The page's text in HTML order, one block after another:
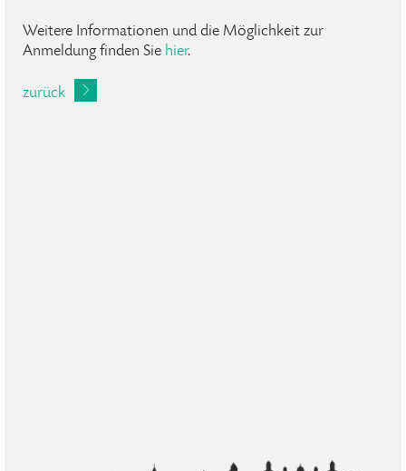
Weitere Informationen und die Möglichkeit zur
Anmeldung finden Sie hier.
zurück